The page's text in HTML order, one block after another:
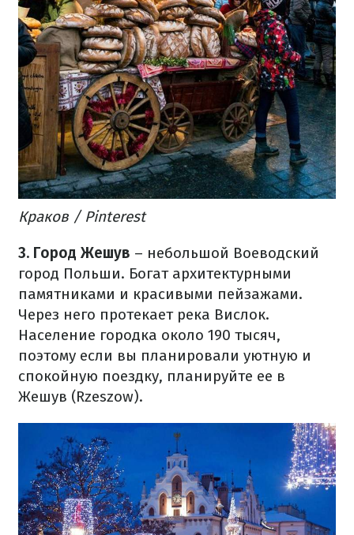
Краков / Pinterest
3. Город Жешув – небольшой Воеводский
город Польши. Богат архитектурными
памятниками и красивыми пейзажами.
Через него протекает река Вислок.
Население городка около 190 тысяч,
поэтому если вы планировали уютную и
спокойную поездку, планируйте ее в
Жешув (Rzeszow).